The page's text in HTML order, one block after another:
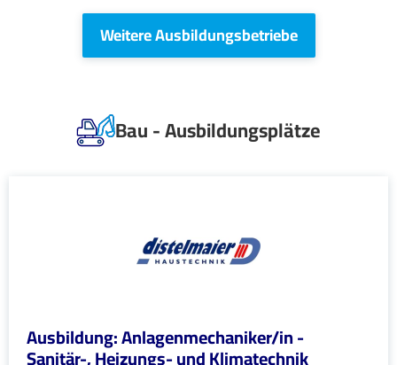
Weitere Ausbildungsbetriebe
Bau - Ausbildungsplätze
Ausbildung: Anlagenmechaniker/in -
Sanitär-, Heizungs- und Klimatechnik